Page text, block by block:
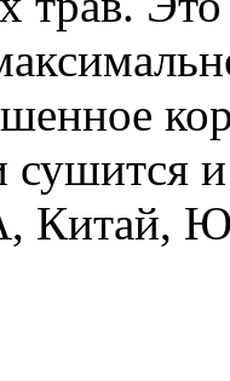
сушится
Китай,